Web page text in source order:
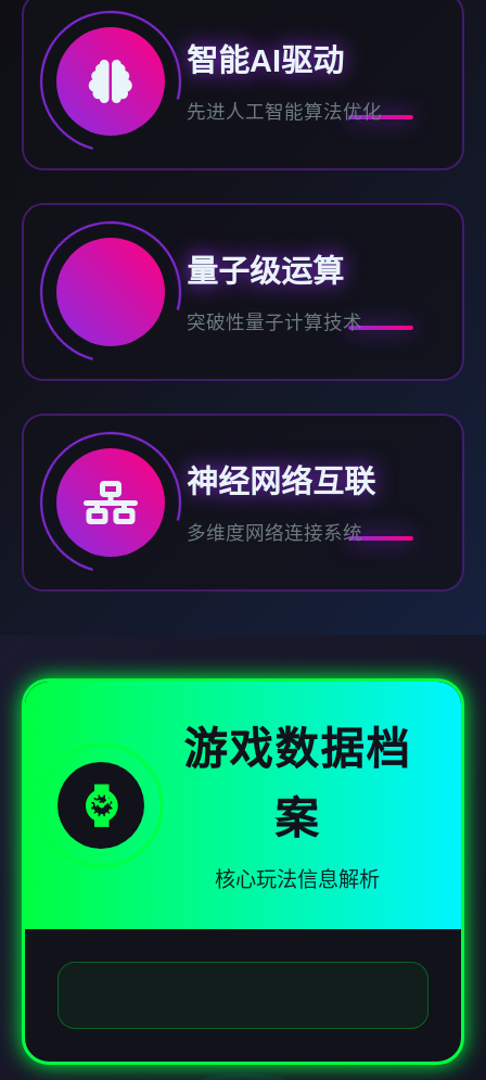
智能AI驱动
先进人工智能算法优化
量子级运算
突破性量子计算技术
神经网络互联
多维度网络连接系统
⌚
游戏数据档
案
核心玩法信息解析